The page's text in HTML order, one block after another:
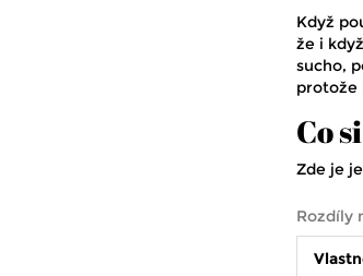
Když
že i
sucho,
protože
Co
Zde je
Rozdíly